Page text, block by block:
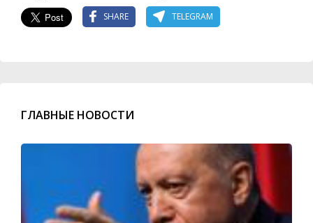
SHARE TELEGRAM
ГЛАВНЫЕ НОВОСТИ